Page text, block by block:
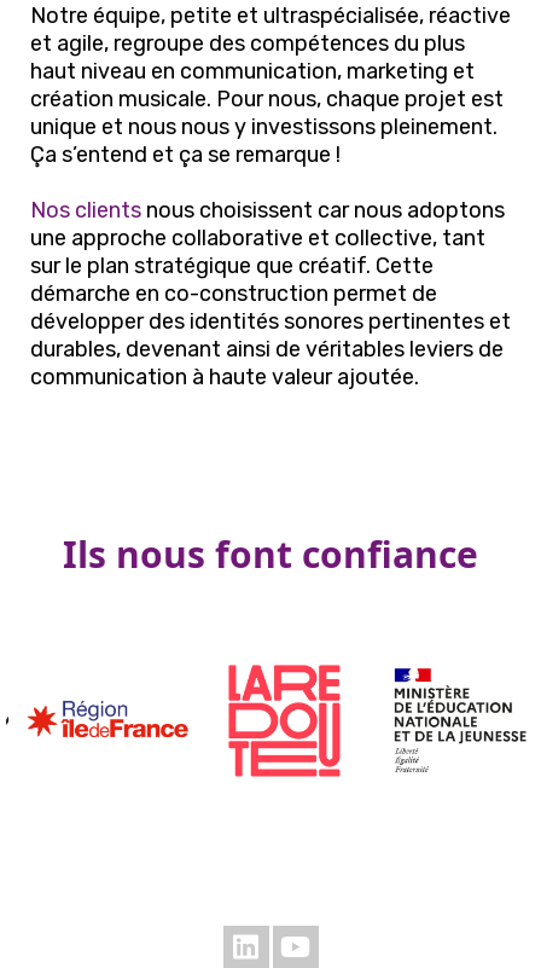
Notre équipe, petite et ultraspécialisée, réactive
et agile, regroupe des compétences du plus
haut niveau en communication, marketing et
création musicale. Pour nous, chaque projet est
unique et nous nous y investissons pleinement.
Ça s’entend et ça se remarque !
Nos clients nous choisissent car nous adoptons
une approche collaborative et collective, tant
sur le plan stratégique que créatif. Cette
démarche en co-construction permet de
développer des identités sonores pertinentes et
durables, devenant ainsi de véritables leviers de
communication à haute valeur ajoutée.
Ils nous font confiance